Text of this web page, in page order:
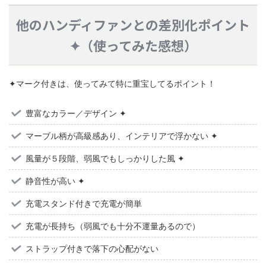
他のハンディファンとの差別化ポイント
✦（使ってみた感想）
✦マーク付きは、使ってみて特に重宝してるポイント！
豊富なカラー／デザイン ✦
マーブル柄が高級感あり、インテリアで浮かない ✦
風量が５段階、弱風でもしっかりした風 ✦
静音性が高い ✦
充電スタンド付きで充電が簡単
充電が長持ち（弱風でも十分不運量あるので）
ストラップ付きで落下の心配がない